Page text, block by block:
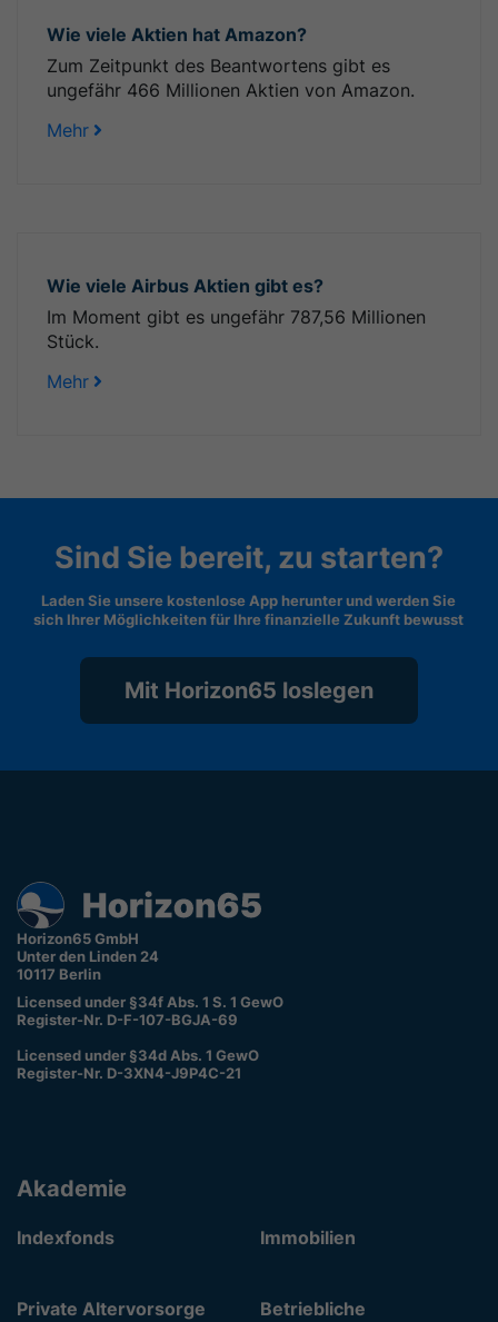
Wie viele Aktien hat Amazon?
Zum Zeitpunkt des Beantwortens gibt es
ungefähr 466 Millionen Aktien von Amazon.
Mehr
Wie viele Airbus Aktien gibt es?
Im Moment gibt es ungefähr 787,56 Millionen
Stück.
Mehr
Sind Sie bereit, zu starten?
Laden Sie unsere kostenlose App herunter und werden Sie
sich Ihrer Möglichkeiten für Ihre finanzielle Zukunft bewusst
Mit Horizon65 loslegen
Horizon65 GmbH
Unter den Linden 24
10117 Berlin
Licensed under §34f Abs. 1 S. 1 GewO
Register-Nr. D-F-107-BGJA-69
Licensed under §34d Abs. 1 GewO
Register-Nr. D-3XN4-J9P4C-21
Akademie
Indexfonds Immobilien
Private Altervorsorge
Betriebliche